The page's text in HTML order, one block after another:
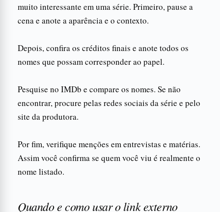
muito interessante em uma série. Primeiro, pause a
cena e anote a aparência e o contexto.
Depois, confira os créditos finais e anote todos os
nomes que possam corresponder ao papel.
Pesquise no IMDb e compare os nomes. Se não
encontrar, procure pelas redes sociais da série e pelo
site da produtora.
Por fim, verifique menções em entrevistas e matérias.
Assim você confirma se quem você viu é realmente o
nome listado.
Quando e como usar o link externo